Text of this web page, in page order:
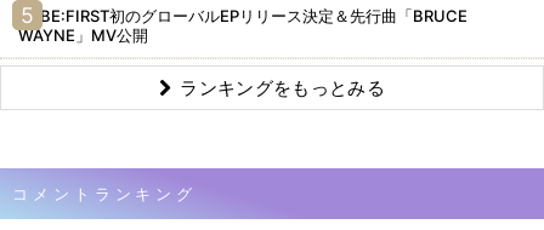
BE:FIRST初のグローバルEPリリース決定＆先行曲「BRUCE
WAYNE」MV公開
ランキングをもっとみる
コメントランキング